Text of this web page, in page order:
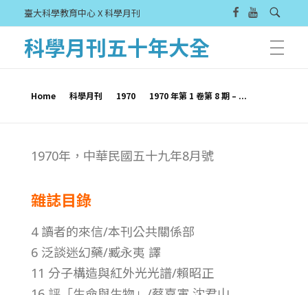
臺大科學教育中心 X 科學月刊
科學月刊五十年大全
Home 科學月刊 1970 1970 年第 1 卷第 8 期 – ...
1
7
0
1970年，中華民國五十九年8月號
雜誌目錄
4 讀者的來信/本刊公共關係部
6 泛談迷幻藥/臧永夷 譯
11 分子構造與紅外光光譜/賴昭正